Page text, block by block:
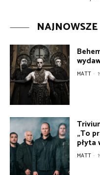
NAJNOWSZE
MATT -
„To
płyta
MATT -